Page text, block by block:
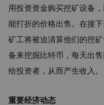
用投资资金购买挖矿设备
能打折的价格出售。在接
矿工将被迫清算他们的挖
备来挖掘比特币，每天出
给投资者，从而产生收入。
重要经济动态